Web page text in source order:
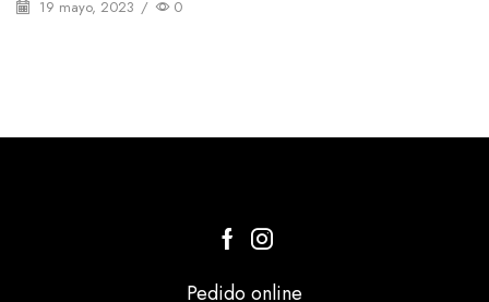
19 mayo, 2023 / 0
Pedido online